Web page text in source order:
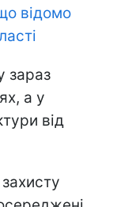
відомо
зараз
а у
від